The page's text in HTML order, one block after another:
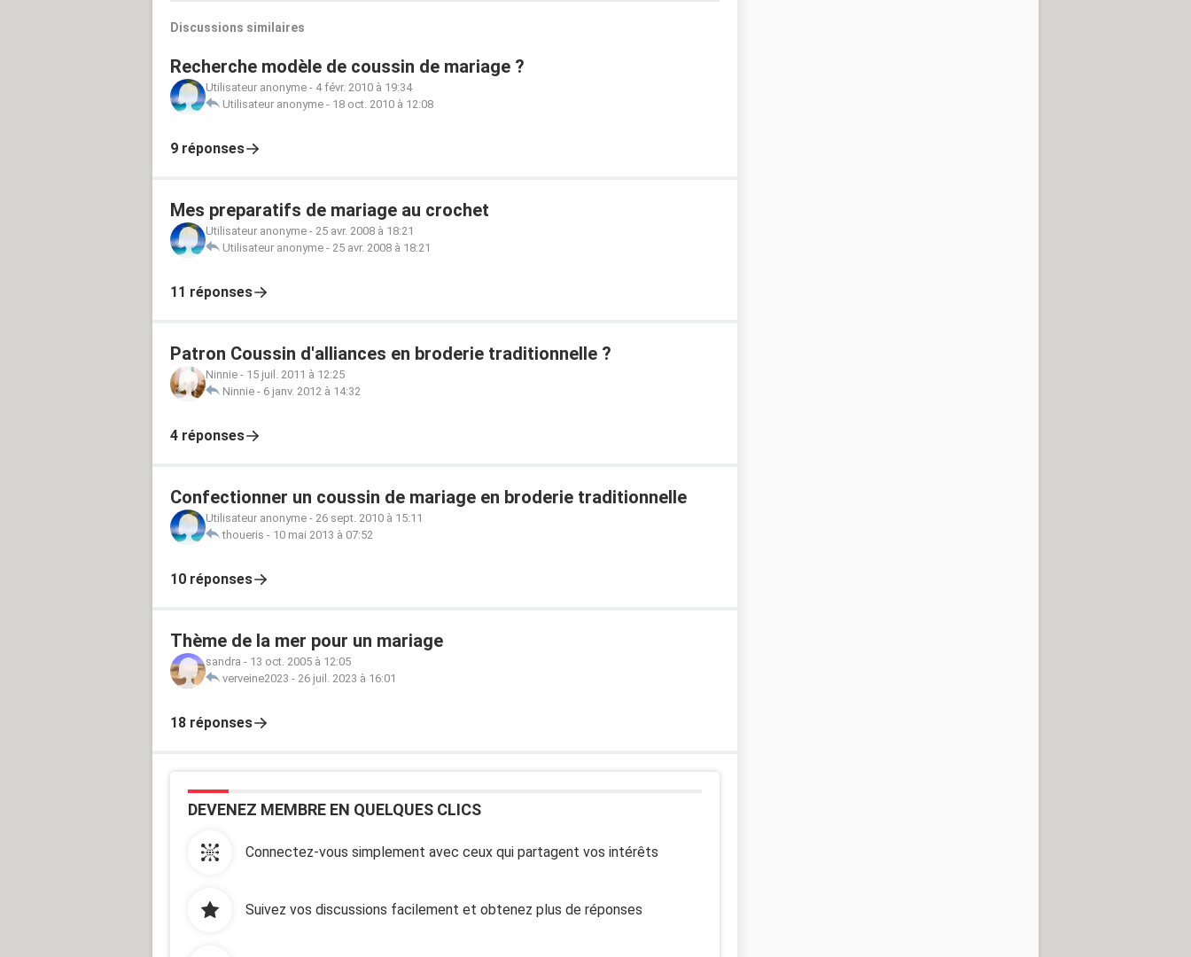
Discussions similaires
Recherche modèle de coussin de mariage ?
Utilisateur anonyme - 4 févr. 2010 à 19:34
Utilisateur anonyme - 18 oct. 2010 à 12:08
9 réponses
Mes preparatifs de mariage au crochet
Utilisateur anonyme - 25 avr. 2008 à 18:21
Utilisateur anonyme - 25 avr. 2008 à 18:21
11 réponses
Patron Coussin d'alliances en broderie traditionnelle ?
Ninnie - 15 juil. 2011 à 12:25
Ninnie - 6 janv. 2012 à 14:32
4 réponses
Confectionner un coussin de mariage en broderie traditionnelle
Utilisateur anonyme - 26 sept. 2010 à 15:11
thoueris - 10 mai 2013 à 07:52
10 réponses
Thème de la mer pour un mariage
sandra - 13 oct. 2005 à 12:05
verveine2023 - 26 juil. 2023 à 16:01
18 réponses
DEVENEZ MEMBRE EN QUELQUES CLICS
Connectez-vous simplement avec ceux qui partagent vos intérêts
Suivez vos discussions facilement et obtenez plus de réponses